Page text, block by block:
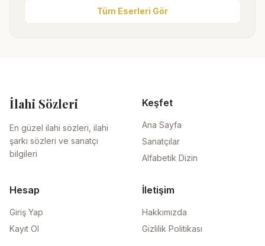
Tüm Eserleri Gör
İlahi Sözleri
En güzel ilahi sözleri, ilahi
şarkı sözleri ve sanatçı
bilgileri
Keşfet
Ana Sayfa
Sanatçılar
Alfabetik Dizin
Hesap
Giriş Yap
Kayıt Ol
İletişim
Hakkımızda
Gizlilik Politikası